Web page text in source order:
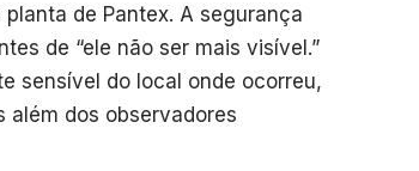
de Pantex. A segurança
de “ele não ser mais visível.”
sensível do local onde ocorreu,
além dos observadores